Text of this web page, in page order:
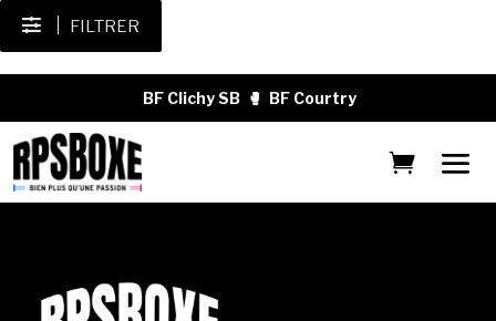
FILTRER
BF Clichy SB 🥊 BF Courtry